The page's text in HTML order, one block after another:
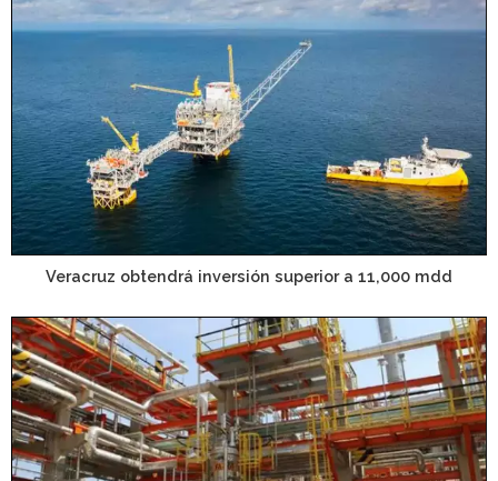
Veracruz obtendrá inversión superior a 11,000 mdd